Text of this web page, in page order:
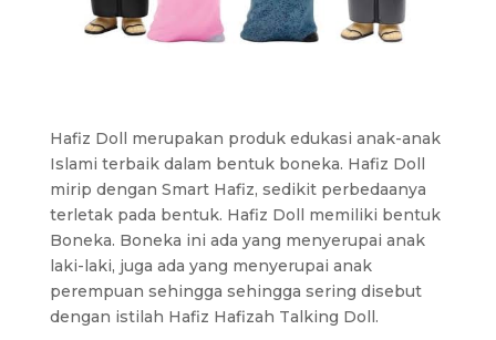
Hafiz Doll merupakan produk edukasi anak-anak
Islami terbaik dalam bentuk boneka. Hafiz Doll
mirip dengan Smart Hafiz, sedikit perbedaanya
terletak pada bentuk. Hafiz Doll memiliki bentuk
Boneka. Boneka ini ada yang menyerupai anak
laki-laki, juga ada yang menyerupai anak
perempuan sehingga sehingga sering disebut
dengan istilah Hafiz Hafizah Talking Doll.